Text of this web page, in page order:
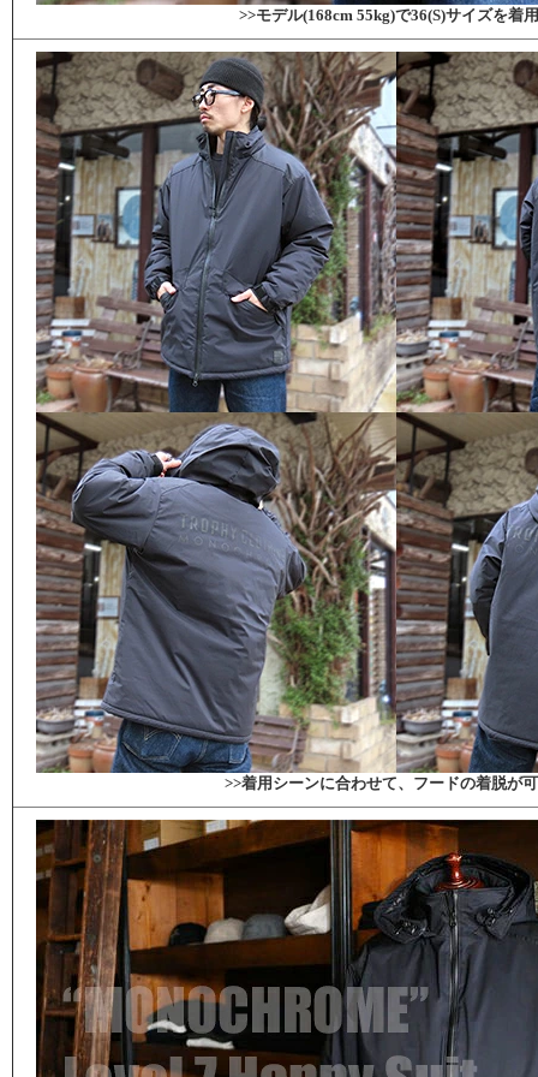
>>モデル(168cm 55kg)で36(S)サイズを着
>>着用シーンに合わせて、フードの着脱が